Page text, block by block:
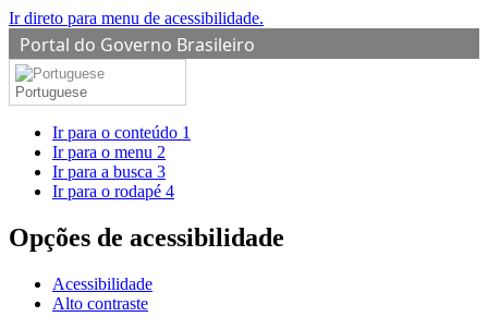
Ir direto para menu de acessibilidade.
Portal do Governo Brasileiro
Portuguese
Ir para o conteúdo 1
Ir para o menu 2
Ir para a busca 3
Ir para o rodapé 4
Opções de acessibilidade
Acessibilidade
Alto contraste